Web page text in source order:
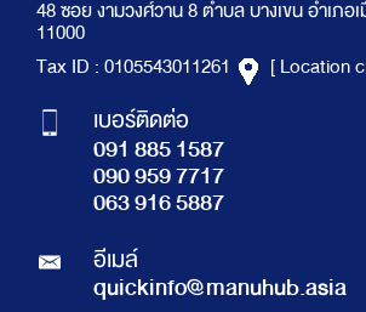
48 ซอย งามวงศ์วาน 8 ตำบล บางเขน อำเภอ
11000
Tax ID : 0105543011261
[ Location
เบอร์ติดต่อ
091 885 1587
090 959 7717
063 916 5887
อีเมล์
quickinfo@manuhub.asia